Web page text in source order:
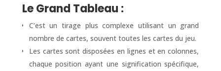
Le Grand Tableau :
C’est un tirage plus complexe utilisant un grand
nombre de cartes, souvent toutes les cartes du jeu.
Les cartes sont disposées en lignes et en colonnes,
chaque position ayant une signification spécifique,